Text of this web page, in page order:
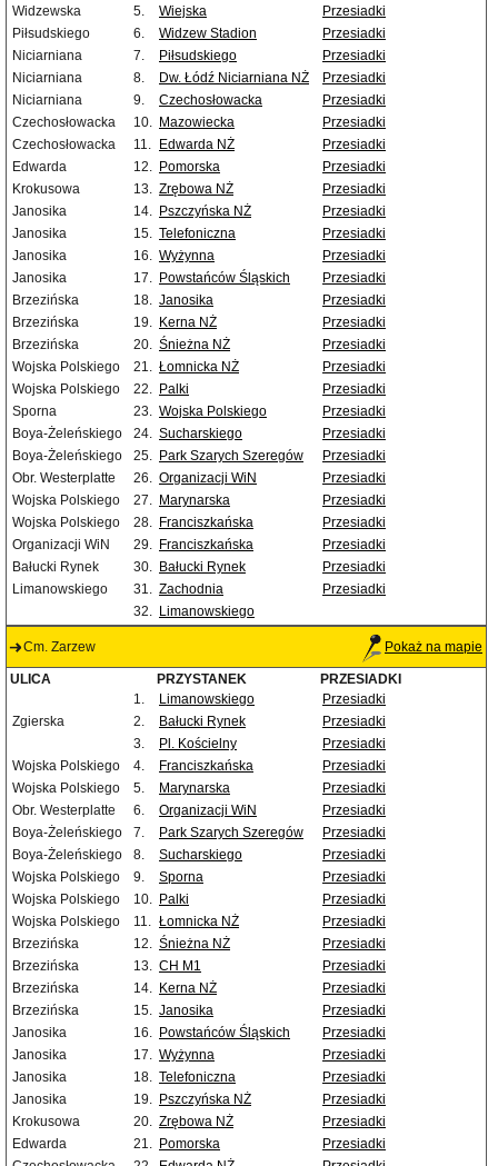
Widzewska
5. Wiejska
Przesiadki
Piłsudskiego
6. Widzew Stadion
Przesiadki
Niciarniana
7. Piłsudskiego
Przesiadki
Niciarniana
8. Dw. Łódź Niciarniana NŻ
Przesiadki
Niciarniana
9. Czechosłowacka
Przesiadki
Czechosłowacka
10. Mazowiecka
Przesiadki
Czechosłowacka
11. Edwarda NŻ
Przesiadki
Edwarda
12. Pomorska
Przesiadki
Krokusowa
13. Zrębowa NŻ
Przesiadki
Janosika
14. Pszczyńska NŻ
Przesiadki
Janosika
15. Telefoniczna
Przesiadki
Janosika
16. Wyżynna
Przesiadki
Janosika
17. Powstańców Śląskich
Przesiadki
Brzezińska
18. Janosika
Przesiadki
Brzezińska
19. Kerna NŻ
Przesiadki
Brzezińska
20. Śnieżna NŻ
Przesiadki
Wojska Polskiego
21. Łomnicka NŻ
Przesiadki
Wojska Polskiego
22. Palki
Przesiadki
Sporna
23. Wojska Polskiego
Przesiadki
Boya-Żeleńskiego
24. Sucharskiego
Przesiadki
Boya-Żeleńskiego
25. Park Szarych Szeregów
Przesiadki
Obr. Westerplatte
26. Organizacji WiN
Przesiadki
Wojska Polskiego
27. Marynarska
Przesiadki
Wojska Polskiego
28. Franciszkańska
Przesiadki
Organizacji WiN
29. Franciszkańska
Przesiadki
Bałucki Rynek
30. Bałucki Rynek
Przesiadki
Limanowskiego
31. Zachodnia
Przesiadki
32. Limanowskiego
Cm. Zarzew Pokaż na mapie
ULICA PRZYSTANEK
PRZESIADKI
1.
Limanowskiego
Przesiadki
Zgierska
2. Bałucki Rynek
Przesiadki
3.
Pl. Kościelny
Przesiadki
Wojska Polskiego
4. Franciszkańska
Przesiadki
Wojska Polskiego
5. Marynarska
Przesiadki
Obr. Westerplatte
6. Organizacji WiN
Przesiadki
Boya-Żeleńskiego
7. Park Szarych Szeregów
Przesiadki
Boya-Żeleńskiego
8. Sucharskiego
Przesiadki
Wojska Polskiego
9. Sporna
Przesiadki
Wojska Polskiego
10. Palki
Przesiadki
Wojska Polskiego
11. Łomnicka NŻ
Przesiadki
Brzezińska
12. Śnieżna NŻ
Przesiadki
Brzezińska
13. CH M1
Przesiadki
Brzezińska
14. Kerna NŻ
Przesiadki
Brzezińska
15. Janosika
Przesiadki
Janosika
16. Powstańców Śląskich
Przesiadki
Janosika
17. Wyżynna
Przesiadki
Janosika
18. Telefoniczna
Przesiadki
Janosika
19. Pszczyńska NŻ
Przesiadki
Krokusowa
20. Zrębowa NŻ
Przesiadki
Edwarda
21. Pomorska
Przesiadki